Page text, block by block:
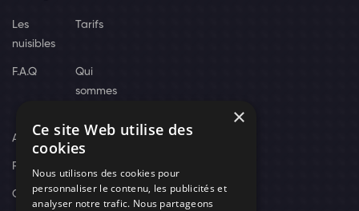
Les
nuisibles
Tarifs
F.A.Q
Qui
sommes
Actus
Recrutement
Contact
×
Ce site Web utilise des
cookies
Nous utilisons des cookies pour
personnaliser le contenu, les publicités et
analyser notre trafic. Nous partageons